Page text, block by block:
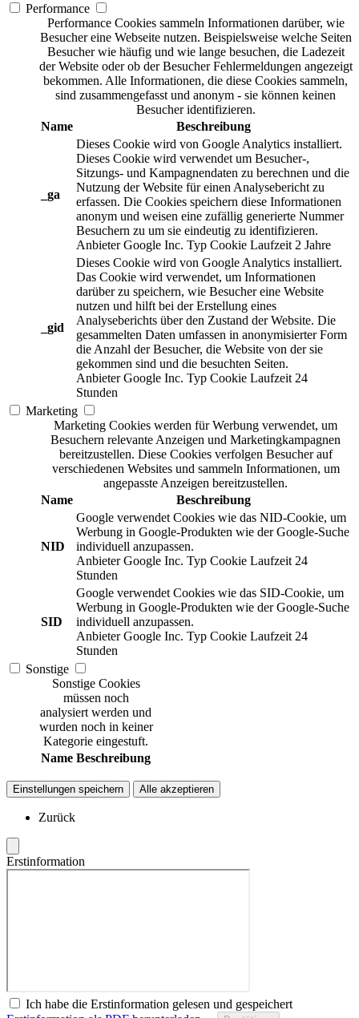
Performance
Performance Cookies sammeln Informationen darüber, wie
Besucher eine Webseite nutzen. Beispielsweise welche Seiten
Besucher wie häufig und wie lange besuchen, die Ladezeit
der Website oder ob der Besucher Fehlermeldungen angezeigt
bekommen. Alle Informationen, die diese Cookies sammeln,
sind zusammengefasst und anonym - sie können keinen
Besucher identifizieren.
Name
Beschreibung
_ga
Dieses Cookie wird von Google Analytics installiert.
Dieses Cookie wird verwendet um Besucher-,
Sitzungs- und Kampagnendaten zu berechnen und die
Nutzung der Website für einen Analysebericht zu
erfassen. Die Cookies speichern diese Informationen
anonym und weisen eine zufällig generierte Nummer
Besuchern zu um sie eindeutig zu identifizieren.
Anbieter Google Inc. Typ Cookie Laufzeit 2 Jahre
_gid
Dieses Cookie wird von Google Analytics installiert.
Das Cookie wird verwendet, um Informationen
darüber zu speichern, wie Besucher eine Website
nutzen und hilft bei der Erstellung eines
Analyseberichts über den Zustand der Website. Die
gesammelten Daten umfassen in anonymisierter Form
die Anzahl der Besucher, die Website von der sie
gekommen sind und die besuchten Seiten.
Anbieter Google Inc. Typ Cookie Laufzeit 24
Stunden
Marketing
Marketing Cookies werden für Werbung verwendet, um
Besuchern relevante Anzeigen und Marketingkampagnen
bereitzustellen. Diese Cookies verfolgen Besucher auf
verschiedenen Websites und sammeln Informationen, um
angepasste Anzeigen bereitzustellen.
Name
Beschreibung
NID
Google verwendet Cookies wie das NID-Cookie, um
Werbung in Google-Produkten wie der Google-Suche
individuell anzupassen.
Anbieter Google Inc. Typ Cookie Laufzeit 24
Stunden
SID
Google verwendet Cookies wie das SID-Cookie, um
Werbung in Google-Produkten wie der Google-Suche
individuell anzupassen.
Anbieter Google Inc. Typ Cookie Laufzeit 24
Stunden
Sonstige
Sonstige Cookies
müssen noch
analysiert werden und
wurden noch in keiner
Kategorie eingestuft.
Name Beschreibung
Einstellungen speichern Alle akzeptieren
Zurück
Erstinformation
Ich habe die Erstinformation gelesen und gespeichert